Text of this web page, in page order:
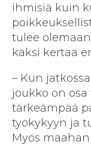
ihmisiä kuin
tulee
kaksi kertaa
– Kun
joukko on
tärkeämpää
työkykyyn ja
Myös